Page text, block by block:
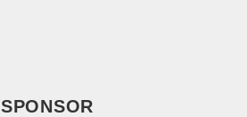
SPONSOR